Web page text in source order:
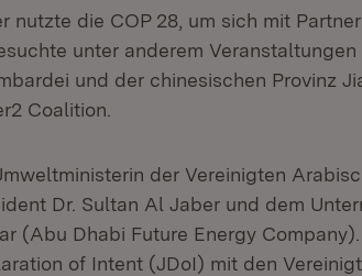
nutzte die COP 28, um sich mit
unter anderem Veranstaltungen
und der chinesischen Provinz
Coalition.
der Vereinigten
Dr. Sultan Al Jaber und dem
(Abu Dhabi Future Energy
of Intent (JDoI) mit den